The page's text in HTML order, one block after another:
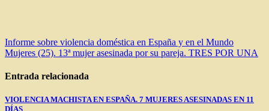
Navegación
de
entradas
Informe sobre violencia doméstica en España y en el Mundo
Mujeres (25). 13ª mujer asesinada por su pareja. TRES POR UNA
Entrada relacionada
VIOLENCIA MACHISTA EN ESPAÑA. 7 MUJERES ASESINADAS EN 11
DÍAS